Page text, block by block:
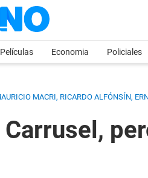
Economia Policiales
MACRI, RICARDO ALFÓNSÍN,